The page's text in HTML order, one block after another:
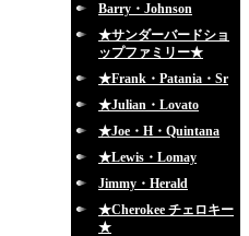
Barry・Johnson
★サンダーバードショ
ップファミリー★
★Frank・Patania・Sr
★Julian・Lovato
★Joe・H・Quintana
★Lewis・Lomay
Jimmy・Herald
★Cherokee チェロキー
★